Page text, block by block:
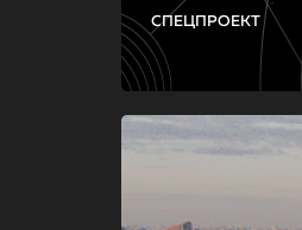
СПЕЦПРОЕКТ